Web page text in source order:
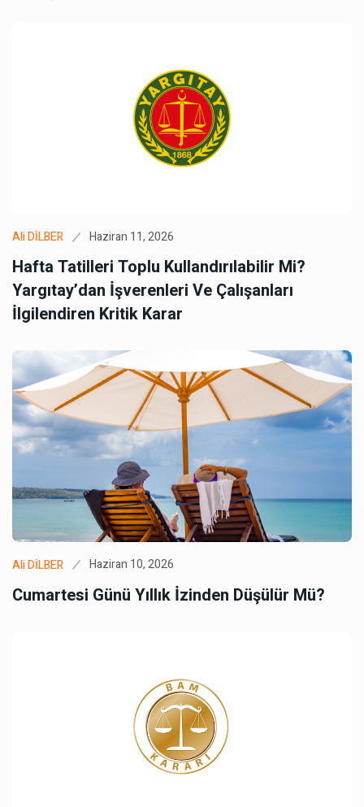
Ali DİLBER Haziran 11, 2026
Hafta Tatilleri Toplu Kullandırılabilir Mi?
Yargıtay’dan İşverenleri Ve Çalışanları
İlgilendiren Kritik Karar
Ali DİLBER Haziran 10, 2026
Cumartesi Günü Yıllık İzinden Düşülür Mü?